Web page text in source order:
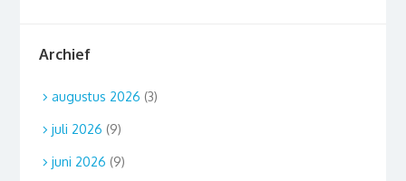
Archief
augustus 2026 (3)
juli 2026 (9)
juni 2026 (9)